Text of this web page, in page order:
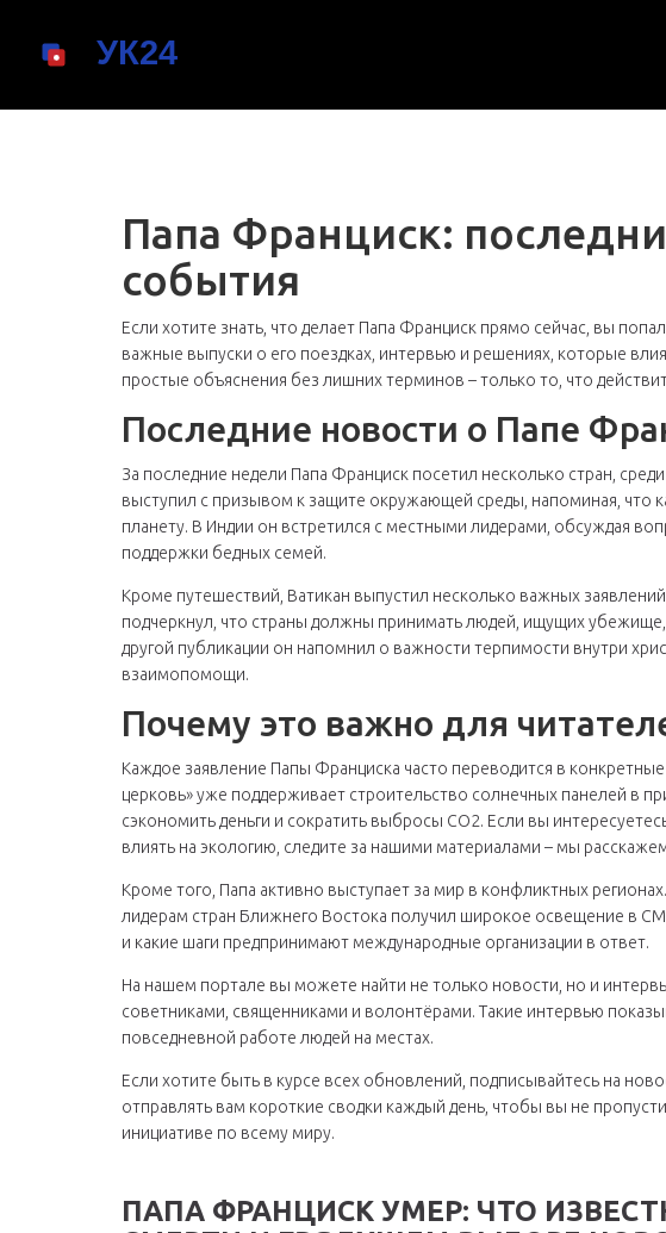
Папа Франциск:
события
Если хотите знать, что делает Папа Франциск прямо сейчас, вы
важные выпуски о его поездках, интервью и решениях, которые
простые объяснения без лишних терминов – только то, что
Последние новости о Папе
За последние недели Папа Франциск посетил несколько стран,
выступил с призывом к защите окружающей среды, напоминая, что
планету. В Индии он встретился с местными лидерами, обсуждая
поддержки бедных семей.
Кроме путешествий, Ватикан выпустил несколько важных
подчеркнул, что страны должны принимать людей, ищущих
другой публикации он напомнил о важности терпимости внутри
взаимопомощи.
Почему это важно для
Каждое заявление Папы Франциска часто переводится в
церковь» уже поддерживает строительство солнечных панелей в
сэкономить деньги и сократить выбросы CO2. Если вы
влиять на экологию, следите за нашими материалами – мы
Кроме того, Папа активно выступает за мир в конфликтных
лидерам стран Ближнего Востока получил широкое освещение в
и какие шаги предпринимают международные организации в ответ.
На нашем портале вы можете найти не только новости, но и
советниками, священниками и волонтёрами. Такие интервью
повседневной работе людей на местах.
Если хотите быть в курсе всех обновлений, подписывайтесь на
отправлять вам короткие сводки каждый день, чтобы вы не
инициативе по всему миру.
ПАПА ФРАНЦИСК УМЕР: ЧТО